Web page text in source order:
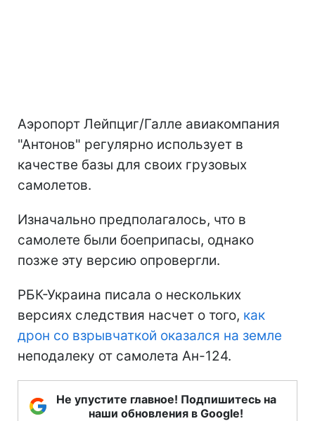
Аэропорт Лейпциг/Галле авиакомпания
"Антонов" регулярно использует в
качестве базы для своих грузовых
самолетов.
Изначально предполагалось, что в
самолете были боеприпасы, однако
позже эту версию опровергли.
РБК-Украина писала о нескольких
версиях следствия насчет о того, как
дрон со взрывчаткой оказался на земле
неподалеку от самолета Ан-124.
Не упустите главное! Подпишитесь на
наши обновления в Google!